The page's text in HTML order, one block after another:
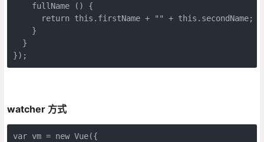
    fullName () {
      return this.firstName + "" + this.secondName;
    }
  }
});
watcher 方式
var vm = new Vue({